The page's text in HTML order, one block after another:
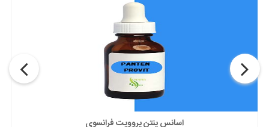
اسانس پنتن پروویت فرانسوی